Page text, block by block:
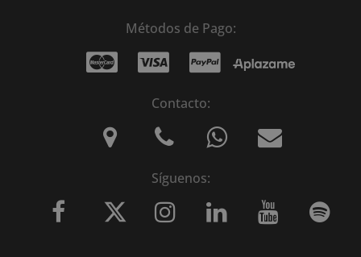
Métodos de Pago:
Contacto:
Síguenos: